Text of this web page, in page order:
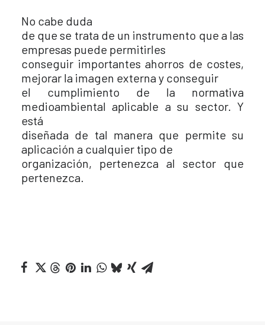
No cabe duda
de que se trata de un instrumento que a las
empresas puede permitirles
conseguir importantes ahorros de costes,
mejorar la imagen externa y conseguir
el cumplimiento de la normativa
medioambiental aplicable a su sector. Y
está
diseñada de tal manera que permite su
aplicación a cualquier tipo de
organización, pertenezca al sector que
pertenezca.